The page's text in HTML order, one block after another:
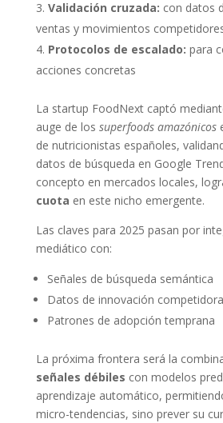
Validación cruzada: con datos
ventas y movimientos
Protocolos de escalado: para
acciones concretas
La startup FoodNext captó
auge de los superfoods amazónicos
de nutricionistas españoles,
datos de búsqueda en Google
concepto en mercados locales,
cuota en este nicho emergente.
Las claves para 2025 pasan por
mediático con:
Señales de búsqueda semántica
Datos de innovación competidora
Patrones de adopción temprana
La próxima frontera será la
señales débiles con modelos
aprendizaje automático,
micro-tendencias, sino prever su